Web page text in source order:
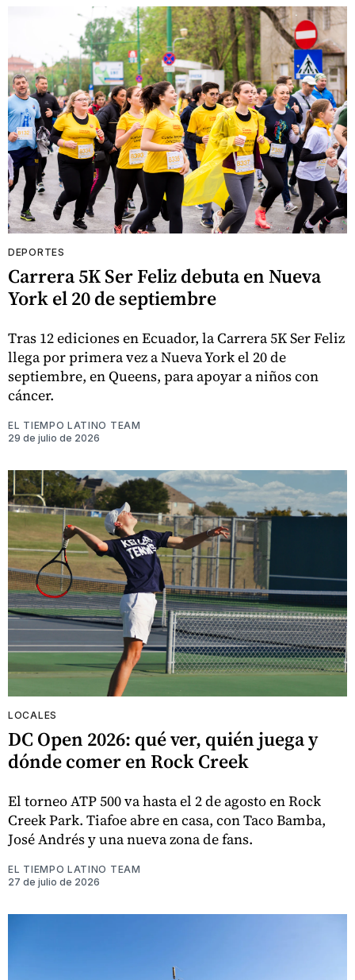
DEPORTES
Carrera 5K Ser Feliz debuta en Nueva
York el 20 de septiembre
Tras 12 ediciones en Ecuador, la Carrera 5K Ser Feliz
llega por primera vez a Nueva York el 20 de
septiembre, en Queens, para apoyar a niños con
cáncer.
EL TIEMPO LATINO TEAM
29 de julio de 2026
LOCALES
DC Open 2026: qué ver, quién juega y
dónde comer en Rock Creek
El torneo ATP 500 va hasta el 2 de agosto en Rock
Creek Park. Tiafoe abre en casa, con Taco Bamba,
José Andrés y una nueva zona de fans.
EL TIEMPO LATINO TEAM
27 de julio de 2026